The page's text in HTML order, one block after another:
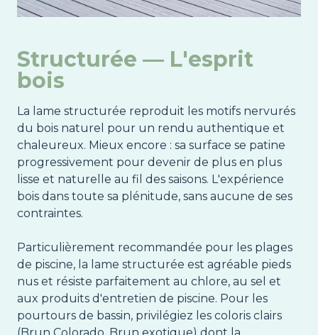
Structurée — L'esprit
bois
La lame structurée reproduit les motifs nervurés
du bois naturel pour un rendu authentique et
chaleureux. Mieux encore : sa surface se patine
progressivement pour devenir de plus en plus
lisse et naturelle au fil des saisons. L'expérience
bois dans toute sa plénitude, sans aucune de ses
contraintes.
Particulièrement recommandée pour les plages
de piscine, la lame structurée est agréable pieds
nus et résiste parfaitement au chlore, au sel et
aux produits d'entretien de piscine. Pour les
pourtours de bassin, privilégiez les coloris clairs